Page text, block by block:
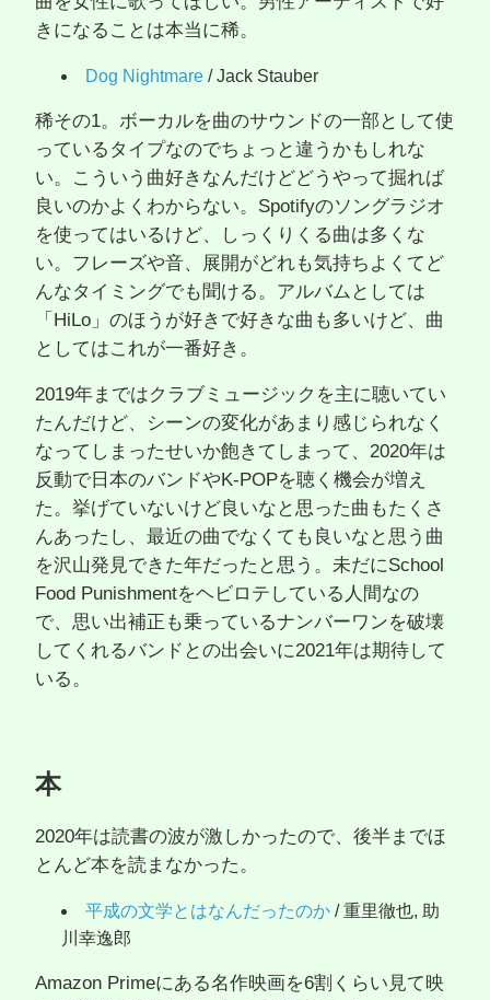
きになることは本当に稀。
Dog Nightmare / Jack Stauber
稀その1。ボーカルを曲のサウンドの一部として使
っているタイプなのでちょっと違うかもしれな
い。こういう曲好きなんだけどどうやって掘れば
良いのかよくわからない。Spotifyのソングラジオ
を使ってはいるけど、しっくりくる曲は多くな
い。フレーズや音、展開がどれも気持ちよくてど
んなタイミングでも聞ける。アルバムとしては
「HiLo」のほうが好きで好きな曲も多いけど、曲
としてはこれが一番好き。
2019年まではクラブミュージックを主に聴いてい
たんだけど、シーンの変化があまり感じられなく
なってしまったせいか飽きてしまって、2020年は
反動で日本のバンドやK-POPを聴く機会が増え
た。挙げていないけど良いなと思った曲もたくさ
んあったし、最近の曲でなくても良いなと思う曲
を沢山発見できた年だったと思う。未だにSchool
Food Punishmentをヘビロテしている人間なの
で、思い出補正も乗っているナンバーワンを破壊
してくれるバンドとの出会いに2021年は期待して
いる。
本
2020年は読書の波が激しかったので、後半までほ
とんど本を読まなかった。
平成の文学とはなんだったのか / 重里徹也, 助
川幸逸郎
Amazon Primeにある名作映画を6割くらい見て映